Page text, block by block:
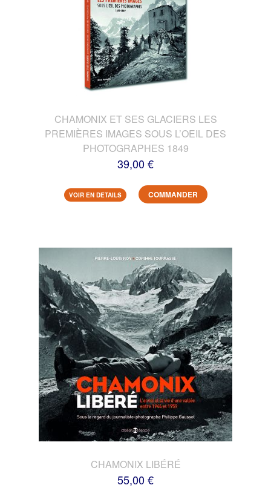
CHAMONIX ET SES GLACIERS LES
PREMIÈRES IMAGES SOUS L’OEIL DES
PHOTOGRAPHES 1849
39,00 €
VOIR EN DETAILS COMMANDER
CHAMONIX LIBÉRÉ
55,00 €